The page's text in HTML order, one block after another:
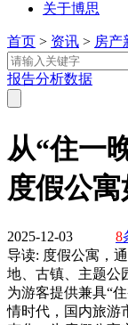
关于博思
首页 > 资讯 > 房产
报告分析数据
从“住一
度假公
2025-12-03 8
导读: 度假公寓，
地、古镇、主题公
为游客提供兼具“
情时代，国内旅游